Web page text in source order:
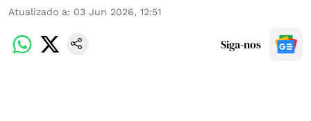
Atualizado a: 03 Jun 2026, 12:51
Siga-nos